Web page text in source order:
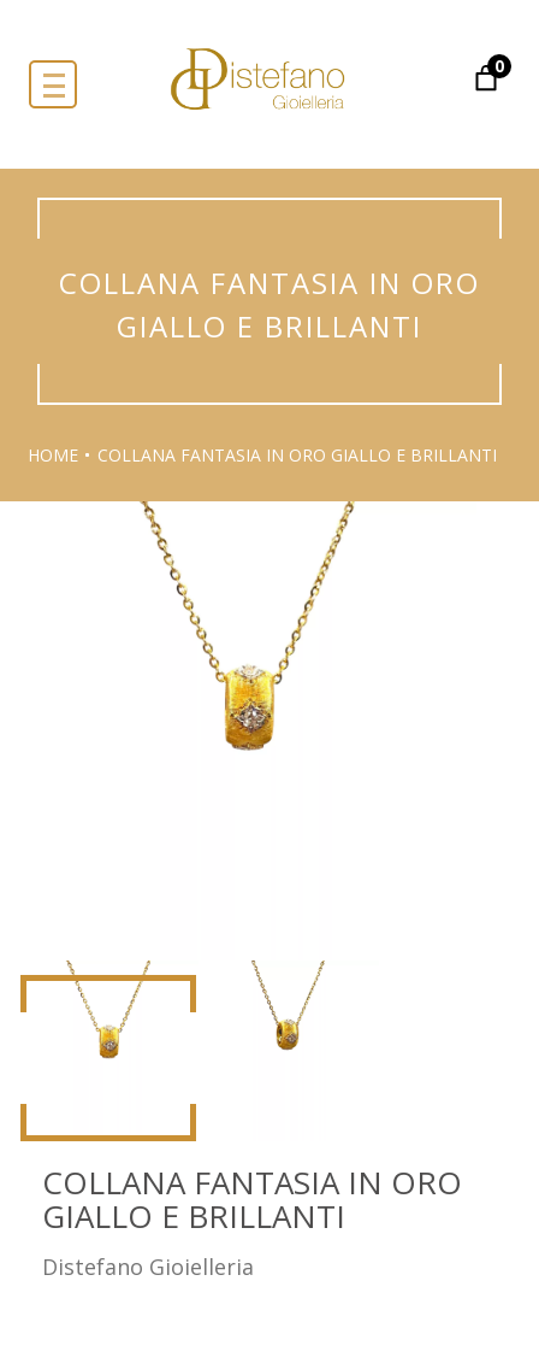
0
COLLANA FANTASIA IN ORO
GIALLO E BRILLANTI
HOME COLLANA FANTASIA IN ORO GIALLO E BRILLANTI
COLLANA FANTASIA IN ORO
GIALLO E BRILLANTI
Distefano Gioielleria